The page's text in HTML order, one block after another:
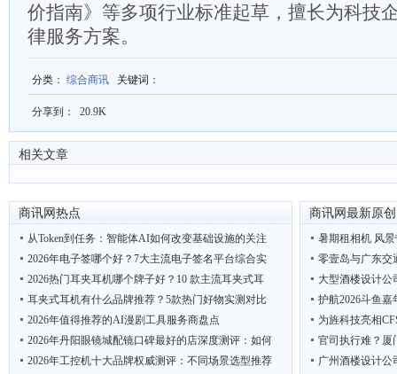
价指南》等多项行业标准起草，擅长为科技
律服务方案。
分类 ： 综合商讯 关键词 ：
分享到： 20.9K
相关文章
商讯网热点
从Token到任务：智能体AI如何改变基础设施的关注
2026年电子签哪个好？7大主流电子签名平台综合实
2026热门耳夹耳机哪个牌子好？10 款主流耳夹式耳
耳夹式耳机有什么品牌推荐？5款热门好物实测对比
2026年值得推荐的AI漫剧工具服务商盘点
2026年丹阳眼镜城配镜口碑最好的店深度测评：如何
2026年工控机十大品牌权威测评：不同场景选型推荐
商讯网最新原创
暑期租相机 风
零壹岛与广东交
大型酒楼设计公
护航2026斗鱼
为旌科技亮相
官司执行难？厦
广州酒楼设计公